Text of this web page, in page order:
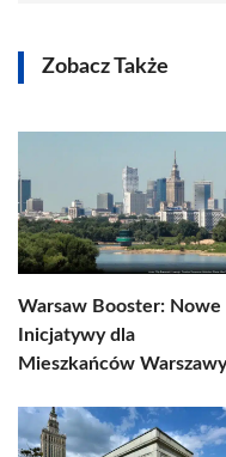
Zobacz Także
Warsaw Booster: Nowe
Inicjatywy dla
Mieszkańców Warszawy